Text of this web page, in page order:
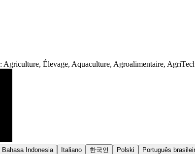
Élevage, Aquaculture, Agroalimentaire,
Bahasa Indonesia Italiano 한국인 Polski Português